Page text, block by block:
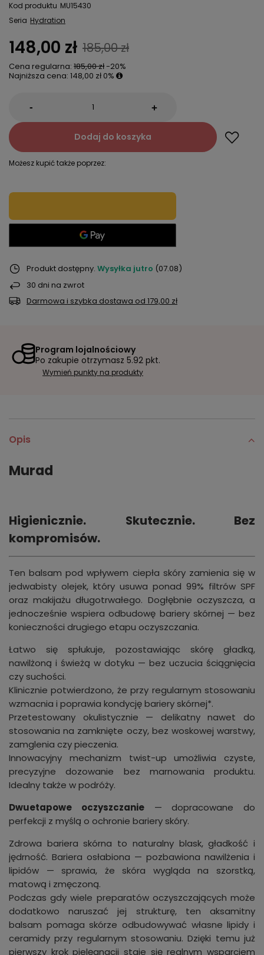
Kod produktu MU15430
Seria Hydration
148,00 zł 185,00 zł
Cena regularna: 185,00 zł-20%
Najniższa cena: 148,00 zł 0%
- +
Dodaj do koszyka
Możesz kupić także poprzez:
Produkt dostępny Wysyłka jutro (07.08)
30 dni na zwrot
Darmowa i szybka dostawa od 179,00 zł
Program lojalnościowy
Po zakupie otrzymasz 5.92 pkt.
Wymień punkty na produkty
Opis
Murad
Higienicznie. Skutecznie. Bez
kompromisów.
Ten balsam pod wpływem ciepła skóry zamienia się w
jedwabisty olejek, który usuwa ponad 99% filtrów SPF
oraz makijażu długotrwałego. Dogłębnie oczyszcza, a
jednocześnie wspiera odbudowę bariery skórnej — bez
konieczności drugiego etapu oczyszczania.
Łatwo się spłukuje, pozostawiając skórę gładką,
nawilżoną i świeżą w dotyku — bez uczucia ściągnięcia
czy suchości.
Klinicznie potwierdzono, że przy regularnym stosowaniu
wzmacnia i poprawia kondycję bariery skórnej*.
Przetestowany okulistycznie — delikatny nawet do
stosowania na zamknięte oczy, bez woskowej warstwy,
zamglenia czy pieczenia.
Innowacyjny mechanizm twist-up umożliwia czyste,
precyzyjne dozowanie bez marnowania produktu.
Idealny także w podróży.
Dwuetapowe oczyszczanie— dopracowane do
perfekcji z myślą o ochronie bariery skóry.
Zdrowa bariera skórna to naturalny blask, gładkość i
jędrność. Bariera osłabiona — pozbawiona nawilżenia i
lipidów — sprawia, że skóra wygląda na szorstką,
matową i zmęczoną.
Podczas gdy wiele preparatów oczyszczających może
dodatkowo naruszać jej strukturę, ten aksamitny
balsam pomaga skórze odbudowywać własne lipidy i
ceramidy przy regularnym stosowaniu. Dzięki temu już
pierwszy krok pielęgnacji staje się realnym wsparciem